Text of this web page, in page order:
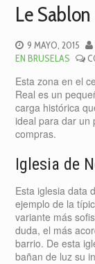
Le Sablon
9 MAYO, 2015
EN BRUSELAS
Esta zona en el
Real es un
carga histórica
ideal para dar un
compras.
Iglesia de
Esta iglesia data
ejemplo de la
variante más
duda, el más
barrio. De esta
bañan de luz su